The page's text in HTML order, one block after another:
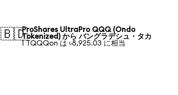
🇧🇩ProShares UltraPro QQQ (Ondo
Tokenized) から バングラデシュ・タカ
1 TQQQon は ৳8,925.03 に相当